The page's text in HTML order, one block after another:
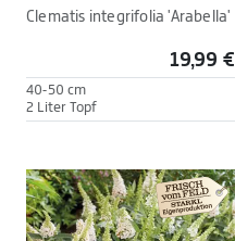
Clematis integrifolia 'Arabella'
19,99 €
40-50 cm
2 Liter Topf